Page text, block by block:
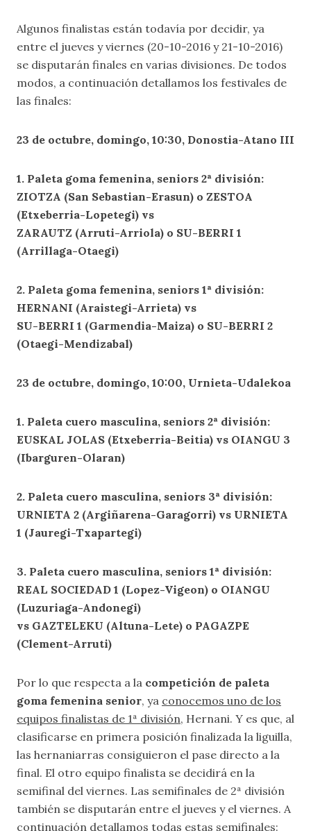
Algunos finalistas están todavía por decidir, ya
entre el jueves y viernes (20-10-2016 y 21-10-2016)
se disputarán finales en varias divisiones. De todos
modos, a continuación detallamos los festivales de
las finales:
23 de octubre, domingo, 10:30, Donostia-Atano III
1. Paleta goma femenina, seniors 2ª división:
ZIOTZA (San Sebastian-Erasun) o ZESTOA
(Etxeberria-Lopetegi) vs
ZARAUTZ (Arruti-Arriola) o SU-BERRI 1
(Arrillaga-Otaegi)
2. Paleta goma femenina, seniors 1ª división:
HERNANI (Araistegi-Arrieta) vs
SU-BERRI 1 (Garmendia-Maiza) o SU-BERRI 2
(Otaegi-Mendizabal)
23 de octubre, domingo, 10:00, Urnieta-Udalekoa
1. Paleta cuero masculina, seniors 2ª división:
EUSKAL JOLAS (Etxeberria-Beitia) vs OIANGU 3
(Ibarguren-Olaran)
2. Paleta cuero masculina, seniors 3ª división:
URNIETA 2 (Argiñarena-Garagorri) vs URNIETA
1 (Jauregi-Txapartegi)
3. Paleta cuero masculina, seniors 1ª división:
REAL SOCIEDAD 1 (Lopez-Vigeon) o OIANGU
(Luzuriaga-Andonegi)
vs GAZTELEKU (Altuna-Lete) o PAGAZPE
(Clement-Arruti)
Por lo que respecta a la competición de paleta
goma femenina senior, ya conocemos uno de los
equipos finalistas de 1ª división, Hernani. Y es que, al
clasificarse en primera posición finalizada la liguilla,
las hernaniarras consiguieron el pase directo a la
final. El otro equipo finalista se decidirá en la
semifinal del viernes. Las semifinales de 2ª división
también se disputarán entre el jueves y el viernes. A
continuación detallamos todas estas semifinales: